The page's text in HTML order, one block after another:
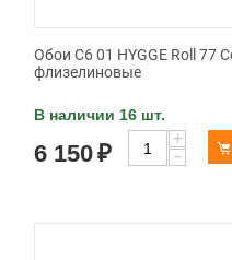
Обои C6 01 HYGGE Roll 77
флизелиновые
В наличии 16 шт.
6 150₽
+
−